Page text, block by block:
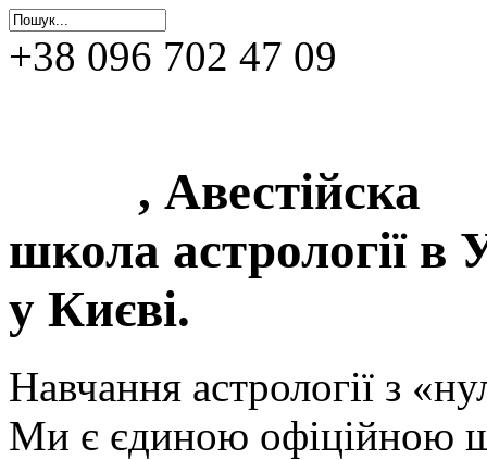
+38 096 702 47 09
, Авестійска
школа астрології в
у Києві.
Навчання астрології з
Ми є єдиною офіційною